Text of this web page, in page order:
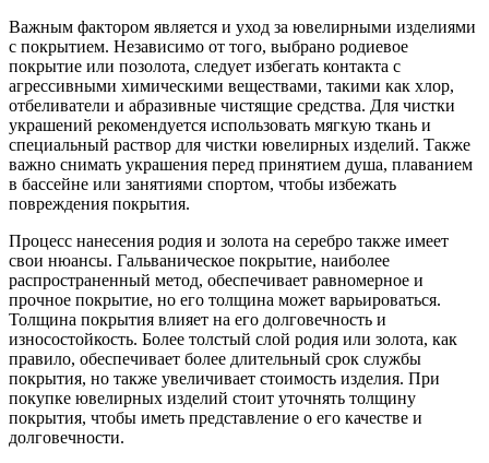
Важным фактором является и уход за ювелирными изделиями
с покрытием. Независимо от того, выбрано родиевое
покрытие или позолота, следует избегать контакта с
агрессивными химическими веществами, такими как хлор,
отбеливатели и абразивные чистящие средства. Для чистки
украшений рекомендуется использовать мягкую ткань и
специальный раствор для чистки ювелирных изделий. Также
важно снимать украшения перед принятием душа, плаванием
в бассейне или занятиями спортом, чтобы избежать
повреждения покрытия.
Процесс нанесения родия и золота на серебро также имеет
свои нюансы. Гальваническое покрытие, наиболее
распространенный метод, обеспечивает равномерное и
прочное покрытие, но его толщина может варьироваться.
Толщина покрытия влияет на его долговечность и
износостойкость. Более толстый слой родия или золота, как
правило, обеспечивает более длительный срок службы
покрытия, но также увеличивает стоимость изделия. При
покупке ювелирных изделий стоит уточнять толщину
покрытия, чтобы иметь представление о его качестве и
долговечности.